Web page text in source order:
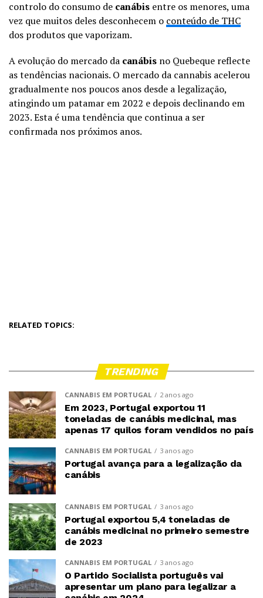
controlo do consumo de canábis entre os menores, uma
vez que muitos deles desconhecem o conteúdo de THC
dos produtos que vaporizam.
A evolução do mercado da canábis no Quebeque reflecte
as tendências nacionais. O mercado da cannabis acelerou
gradualmente nos poucos anos desde a legalização,
atingindo um patamar em 2022 e depois declinando em
2023. Esta é uma tendência que continua a ser
confirmada nos próximos anos.
RELATED TOPICS:
TRENDING
CANNABIS EM PORTUGAL 2 anos ago
Em 2023, Portugal exportou 11
toneladas de canábis medicinal, mas
apenas 17 quilos foram vendidos no país
CANNABIS EM PORTUGAL 3 anos ago
Portugal avança para a legalização da
canábis
CANNABIS EM PORTUGAL 3 anos ago
Portugal exportou 5,4 toneladas de
canábis medicinal no primeiro semestre
de 2023
CANNABIS EM PORTUGAL 3 anos ago
O Partido Socialista português vai
apresentar um plano para legalizar a